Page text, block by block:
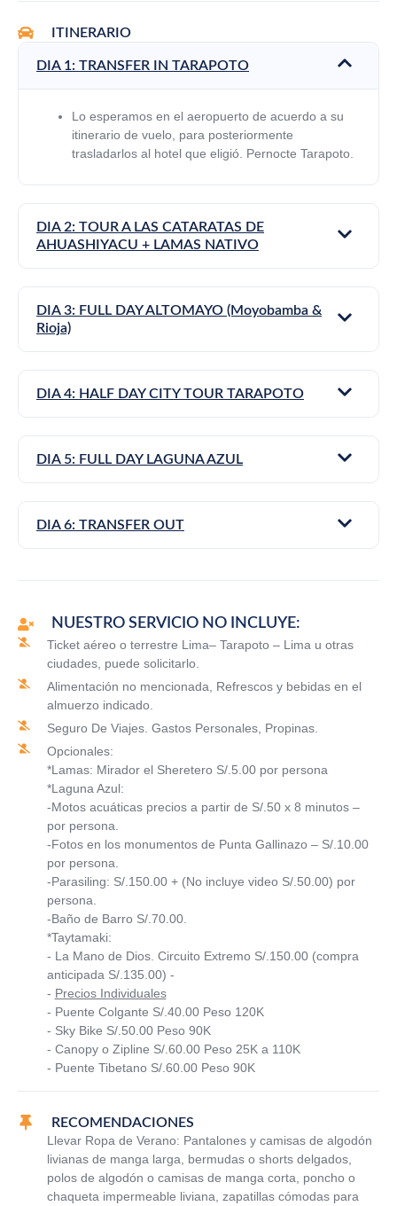
ITINERARIO
DIA 1: TRANSFER IN TARAPOTO
Lo esperamos en el aeropuerto de acuerdo a su
itinerario de vuelo, para posteriormente
trasladarlos al hotel que eligió. Pernocte Tarapoto.
DIA 2: TOUR A LAS CATARATAS DE
AHUASHIYACU + LAMAS NATIVO
DIA 3: FULL DAY ALTOMAYO (Moyobamba &
Rioja)
DIA 4: HALF DAY CITY TOUR TARAPOTO
DIA 5: FULL DAY LAGUNA AZUL
DIA 6: TRANSFER OUT
NUESTRO SERVICIO NO INCLUYE:
Ticket aéreo o terrestre Lima– Tarapoto – Lima u otras
ciudades, puede solicitarlo.
Alimentación no mencionada, Refrescos y bebidas en el
almuerzo indicado.
Seguro De Viajes. Gastos Personales, Propinas.
Opcionales:
*Lamas: Mirador el Sheretero S/.5.00 por persona
*Laguna Azul:
-Motos acuáticas precios a partir de S/.50 x 8 minutos –
por persona.
-Fotos en los monumentos de Punta Gallinazo – S/.10.00
por persona.
-Parasiling: S/.150.00 + (No incluye video S/.50.00) por
persona.
-Baño de Barro S/.70.00.
*Taytamaki:
- La Mano de Dios. Circuito Extremo S/.150.00 (compra
anticipada S/.135.00) -
- Precios Individuales
- Puente Colgante S/.40.00 Peso 120K
- Sky Bike S/.50.00 Peso 90K
- Canopy o Zipline S/.60.00 Peso 25K a 110K
- Puente Tibetano S/.60.00 Peso 90K
RECOMENDACIONES
Llevar Ropa de Verano: Pantalones y camisas de algodón
livianas de manga larga, bermudas o shorts delgados,
polos de algodón o camisas de manga corta, poncho o
chaqueta impermeable liviana, zapatillas cómodas para